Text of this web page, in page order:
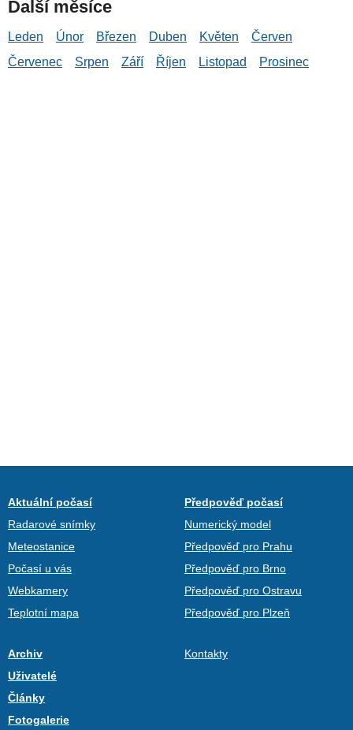
Další měsíce
Leden Únor Březen Duben Květen
Červen
Červenec
Srpen Září Říjen Listopad Prosinec
Aktuální počasí
Radarové snímky
Meteostanice
Počasí u vás
Webkamery
Teplotní mapa
Předpověď počasí
Numerický model
Předpověď pro Prahu
Předpověď pro Brno
Předpověď pro Ostravu
Předpověď pro Plzeň
Archiv
Uživatelé
Články
Fotogalerie
Kontakty